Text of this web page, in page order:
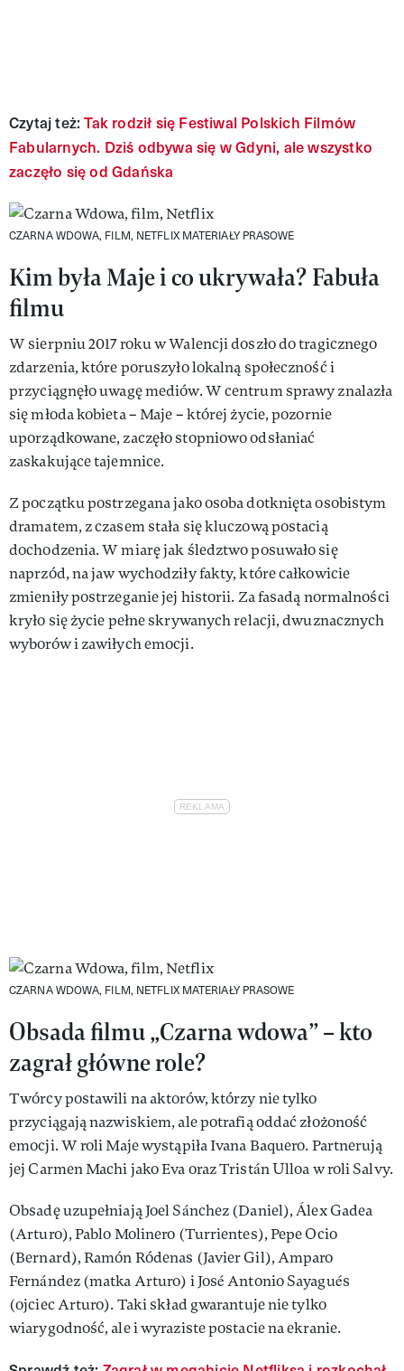
Czytaj też:Tak rodził się Festiwal Polskich Filmów
Fabularnych. Dziś odbywa się w Gdyni, ale wszystko
zaczęło się od Gdańska
CZARNA WDOWA, FILM, NETFLIX MATERIAŁY PRASOWE
Kim była Maje i co ukrywała? Fabuła
filmu
W sierpniu 2017 roku w Walencji doszło do tragicznego
zdarzenia, które poruszyło lokalną społeczność i
przyciągnęło uwagę mediów. W centrum sprawy znalazła
się młoda kobieta – Maje – której życie, pozornie
uporządkowane, zaczęło stopniowo odsłaniać
zaskakujące tajemnice.
Z początku postrzegana jako osoba dotknięta osobistym
dramatem, z czasem stała się kluczową postacią
dochodzenia. W miarę jak śledztwo posuwało się
naprzód, na jaw wychodziły fakty, które całkowicie
zmieniły postrzeganie jej historii. Za fasadą normalności
kryło się życie pełne skrywanych relacji, dwuznacznych
wyborów i zawiłych emocji.
CZARNA WDOWA, FILM, NETFLIX MATERIAŁY PRASOWE
Obsada filmu „Czarna wdowa” – kto
zagrał główne role?
Twórcy postawili na aktorów, którzy nie tylko
przyciągają nazwiskiem, ale potrafią oddać złożoność
emocji. W roli Maje wystąpiła Ivana Baquero. Partnerują
jej Carmen Machi jako Eva oraz Tristán Ulloa w roli Salvy.
Obsadę uzupełniają Joel Sánchez (Daniel), Álex Gadea
(Arturo), Pablo Molinero (Turrientes), Pepe Ocio
(Bernard), Ramón Ródenas (Javier Gil), Amparo
Fernández (matka Arturo) i José Antonio Sayagués
(ojciec Arturo). Taki skład gwarantuje nie tylko
wiarygodność, ale i wyraziste postacie na ekranie.